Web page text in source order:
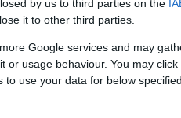
by us to third parties on the
it to other third parties.
Google services and may
or usage behaviour. You may
use your data for below